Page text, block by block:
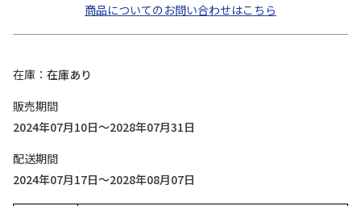
商品についてのお問い合わせはこちら
在庫
在庫あり
販売期間
2024年07月10日～2028年07月31日
配送期間
2024年07月17日～2028年08月07日